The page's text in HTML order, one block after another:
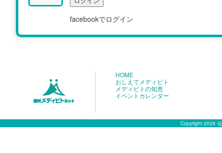
facebookでログイン
HOME
おしえてメディビト
メディビトの知恵
イベントカレンダー
Copyright 2026